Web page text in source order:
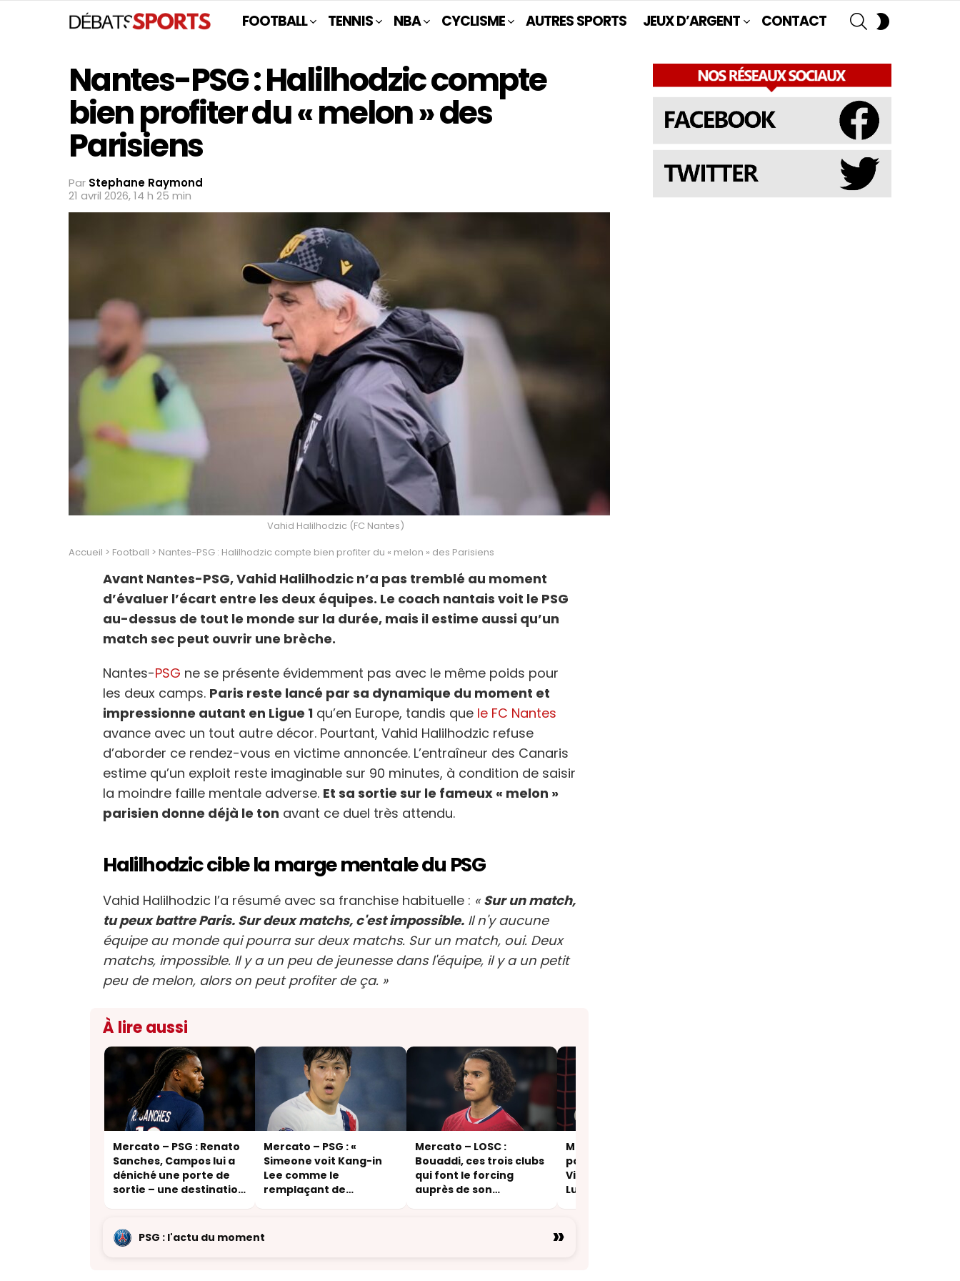
FOOTBALL TENNIS NBA CYCLISME AUTRES SPORTS JEUX D’ARGENT CONTACT SEARCH
Nantes-PSG : Halilhodzic compte
bien profiter du « melon » des
Parisiens
Par Stephane Raymond
21 avril 2026, 14 h 25 min
Vahid Halilhodzic (FC Nantes)
Accueil > Football > Nantes-PSG : Halilhodzic compte bien profiter du « melon » des Parisiens
Avant Nantes-PSG, Vahid Halilhodzic n’a pas tremblé au moment
d’évaluer l’écart entre les deux équipes. Le coach nantais voit le PSG
au-dessus de tout le monde sur la durée, mais il estime aussi qu’un
match sec peut ouvrir une brèche.
Nantes-PSG ne se présente évidemment pas avec le même poids pour
les deux camps. Paris reste lancé par sa dynamique du moment et
impressionne autant en Ligue 1 qu’en Europe, tandis que le FC Nantes
avance avec un tout autre décor. Pourtant, Vahid Halilhodzic refuse
d’aborder ce rendez-vous en victime annoncée. L’entraîneur des Canaris
estime qu’un exploit reste imaginable sur 90 minutes, à condition de saisir
la moindre faille mentale adverse. Et sa sortie sur le fameux « melon »
parisien donne déjà le ton avant ce duel très attendu.
Halilhodzic cible la marge mentale du PSG
Vahid Halilhodzic l’a résumé avec sa franchise habituelle : «Sur un match,
tu peux battre Paris. Sur deux matchs, c'est impossible. Il n'y aucune
équipe au monde qui pourra sur deux matchs. Sur un match, oui. Deux
matchs, impossible. Il y a un peu de jeunesse dans l'équipe, il y a un petit
peu de melon, alors on peut profiter de ça. »
À lire aussi
Mercato – PSG : Renato
Sanches, Campos lui a
déniché une porte de
sortie – une destination
Mercato – PSG : «
Simeone voit Kang-in
Lee comme le
remplaçant de
Mercato – LOSC :
Bouaddi, ces trois clubs
qui font le forcing
auprès de son
Mercato – PSG :
pourquoi la piste Aston
Villa s’éloigne pour
Lucas Chevalier
PSG : l'actu du moment »